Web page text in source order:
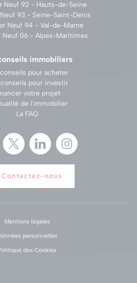
Neuf 92 - Hauts-de-Seine
93 - Seine-Saint-Denis
Neuf 94 - Val-de-Marne
Neuf 06 - Alpes-Maritimes
immobiliers
pour acheter
pour investir
votre projet
de l'immobilier
La FAQ
Contactez-nous
Mentions légales
personnelles
des Cookies